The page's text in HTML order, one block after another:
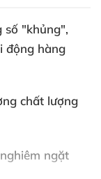
số "khủng",
động hàng
chất lượng
ngặt